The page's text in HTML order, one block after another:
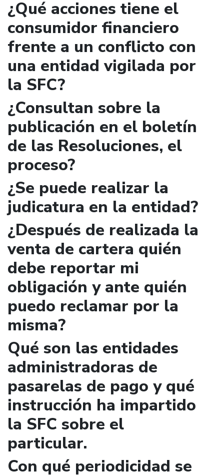
¿Qué acciones tiene el
consumidor financiero
frente a un conflicto con
una entidad vigilada por
la SFC?
¿Consultan sobre la
publicación en el boletín
de las Resoluciones, el
proceso?
¿Se puede realizar la
judicatura en la entidad?
¿Después de realizada la
venta de cartera quién
debe reportar mi
obligación y ante quién
puedo reclamar por la
misma?
Qué son las entidades
administradoras de
pasarelas de pago y qué
instrucción ha impartido
la SFC sobre el
particular.
Con qué periodicidad se